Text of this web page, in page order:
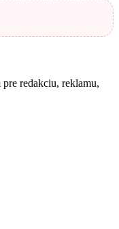
redakciu, reklamu,